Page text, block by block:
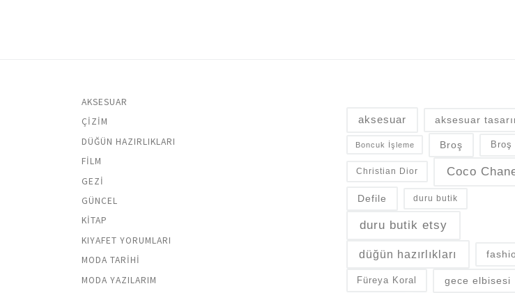
AKSESUAR
ÇIZIM
DÜĞÜN HAZIRLIKLARI
FILM
GEZI
GÜNCEL
KITAP
KIYAFET YORUMLARI
MODA TARIHI
MODA YAZILARIM
aksesuar aksesuar
Boncuk İşleme Broş Broş
Christian Dior Coco
Defile duru butik
duru butik etsy
düğün hazırlıkları
Füreya Koral gece elbisesi